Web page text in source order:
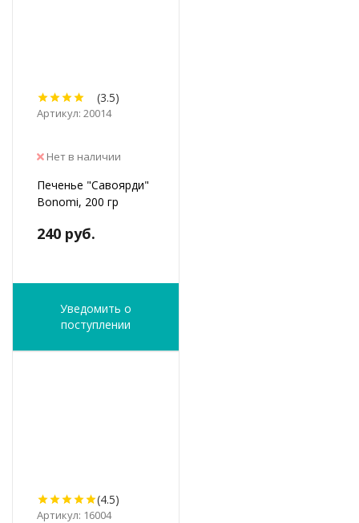
(3.5)
Артикул: 20014
Нет в наличии
Печенье "Савоярди"
Bonomi, 200 гр
240 руб.
Уведомить о
поступлении
(4.5)
Артикул: 16004